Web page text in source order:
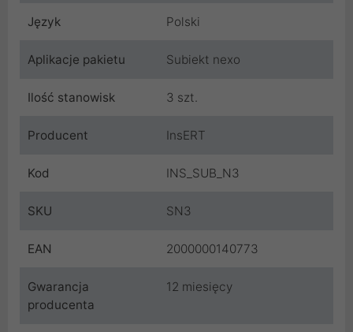
Język Polski
Aplikacje pakietu Subiekt nexo
Ilość stanowisk 3 szt.
Producent InsERT
Kod INS_SUB_N3
SKU SN3
EAN 2000000140773
Gwarancja
producenta
12 miesięcy